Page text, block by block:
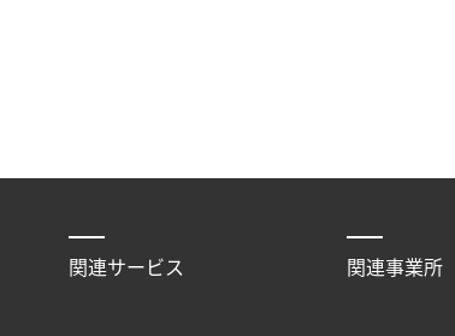
関連サービス 関連事業所